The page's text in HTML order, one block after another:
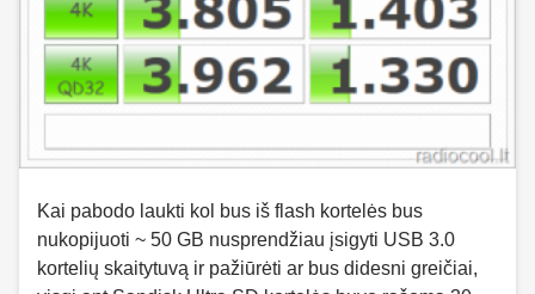
Kai pabodo laukti kol bus iš flash kortelės bus
nukopijuoti ~ 50 GB nusprendžiau įsigyti USB 3.0
kortelių skaitytuvą ir pažiūrėti ar bus didesni greičiai,